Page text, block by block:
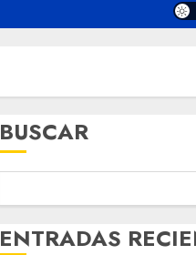
BUSCAR
ENTRADAS